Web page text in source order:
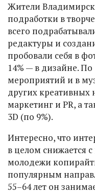
Жители
подработки в
всего
редактуры и
пробовали себя в
14% — в дизайне.
мероприятий и в
других креативных
маркетинг и PR, а
3D (по 9%).
Интересно, что
в целом снижается
молодежи
популярным
55–64 лет он